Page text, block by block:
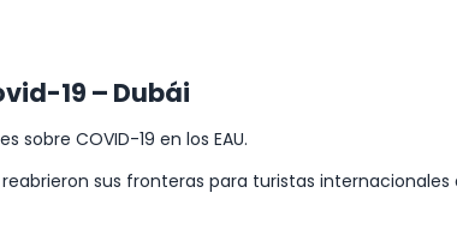
19 – Dubái
COVID-19 en los EAU.
sus fronteras para turistas internacionales